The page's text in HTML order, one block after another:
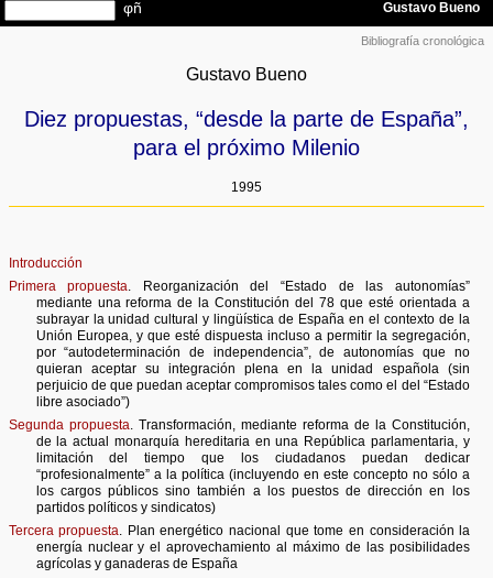
Bibliografía cronológica
Gustavo Bueno
Diez propuestas, “desde la parte de España”,
para el próximo Milenio
1995
Introducción
Primera propuesta. Reorganización del “Estado de las autonomías”
mediante una reforma de la Constitución del 78 que esté orientada a
subrayar la unidad cultural y lingüística de España en el contexto de la
Unión Europea, y que esté dispuesta incluso a permitir la segregación,
por “autodeterminación de independencia”, de autonomías que no
quieran aceptar su integración plena en la unidad española (sin
perjuicio de que puedan aceptar compromisos tales como el del “Estado
libre asociado”)
Segunda propuesta. Transformación, mediante reforma de la Constitución,
de la actual monarquía hereditaria en una República parlamentaria, y
limitación del tiempo que los ciudadanos puedan dedicar
“profesionalmente” a la política (incluyendo en este concepto no sólo a
los cargos públicos sino también a los puestos de dirección en los
partidos políticos y sindicatos)
Tercera propuesta. Plan energético nacional que tome en consideración la
energía nuclear y el aprovechamiento al máximo de las posibilidades
agrícolas y ganaderas de España